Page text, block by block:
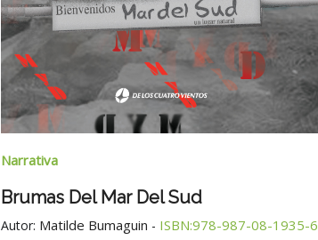
Narrativa
Brumas Del Mar Del Sud
Autor: Matilde Bumaguin - ISBN:978-987-08-1935-6